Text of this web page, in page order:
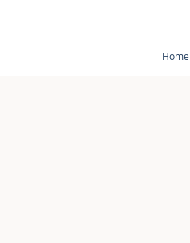
Home